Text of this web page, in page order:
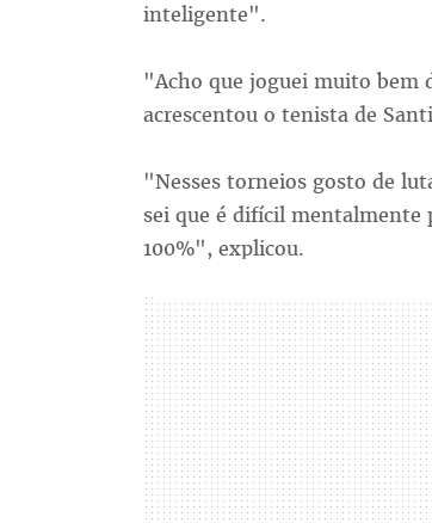
inteligente".
"Acho que joguei muito bem
acrescentou o tenista de
"Nesses torneios gosto de
sei que é difícil mentalmente
100%", explicou.